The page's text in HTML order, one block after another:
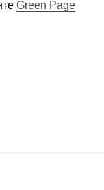
Green Page